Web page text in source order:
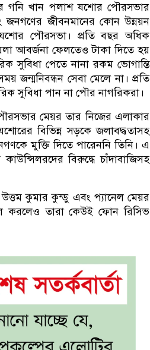
গনি খান পলাশ যশোর পৌরসভার
জনগণের জীবনমানের কোন উন্নয়ন
পৌরসভা। প্রতি বছর অধিক
আবর্জনা ফেলতেও টাকা দিতে হয়
সুবিধা পেতে নানা রকম ভোগান্তি
জন্মনিবন্ধন সেবা মেলে না। প্রতি
সুবিধা পান না পৌর নাগরিকরা।
মেয়র তার নিজের এলাকার
বিভিন্ন সড়কে জলাবদ্ধতাসহ
মুক্তি দিতে পারেননি তিনি। এ
বিরুদ্ধে চাঁদাবাজিসহ
কুমার কুন্ডু এবং প্যানেল মেয়র
করলেও তারা কেউই ফোন রিসিভ